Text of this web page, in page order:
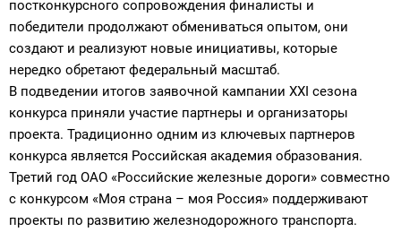
постконкурсного сопровождения финалисты и
победители продолжают обмениваться опытом, они
создают и реализуют новые инициативы, которые
нередко обретают федеральный масштаб.
В подведении итогов заявочной кампании XXI сезона
конкурса приняли участие партнеры и организаторы
проекта. Традиционно одним из ключевых партнеров
конкурса является Российская академия образования.
Третий год ОАО «Российские железные дороги» совместно
с конкурсом «Моя страна – моя Россия» поддерживают
проекты по развитию железнодорожного транспорта.